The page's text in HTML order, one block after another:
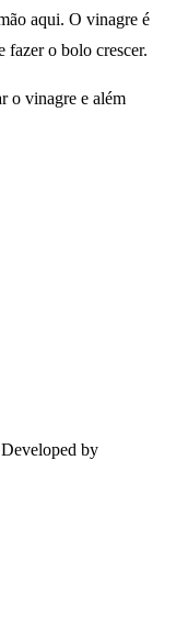
aqui. O vinagre é
fazer o bolo crescer.
o vinagre e além
by